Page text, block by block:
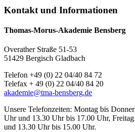
Kontakt und Informationen
Thomas-Morus-Akademie Bensberg
Overather Straße 51-53
51429 Bergisch Gladbach
Telefon +49 (0) 22 04/40 84 72
Telefax + 49 (0) 22 04/40 84 20
akademie@tma-bensberg.de
Unsere Telefonzeiten: Montag bis
Uhr und 13.30 Uhr bis 17.00 Uhr,
und 13.30 Uhr bis 15.00 Uhr.